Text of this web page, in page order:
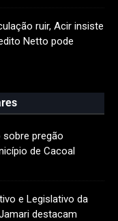
ruir, Acir insiste
Netto pode
sobre pregão
de Cacoal
e Legislativo da
destacam